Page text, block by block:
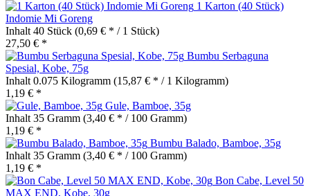
1 Karton (40 Stück)
Indomie Mi Goreng
Inhalt 40 Stück (0,69 € * / 1 Stück)
27,50 € *
Bumbu Serbaguna
Spesial, Kobe, 75g
Inhalt 0.075 Kilogramm (15,87 € * / 1 Kilogramm)
1,19 € *
Gule, Bamboe, 35g
Inhalt 35 Gramm (3,40 € * / 100 Gramm)
1,19 € *
Bumbu Balado, Bamboe, 35g
Inhalt 35 Gramm (3,40 € * / 100 Gramm)
1,19 € *
Bon Cabe, Level 50
MAX END, Kobe, 30g